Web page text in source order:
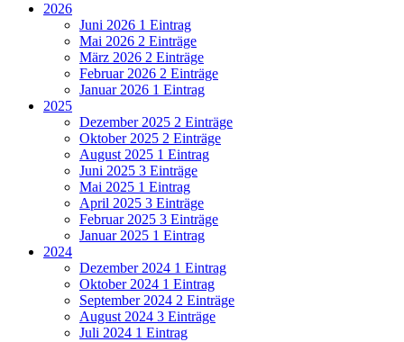
2026
Juni 2026 1 Eintrag
Mai 2026 2 Einträge
März 2026 2 Einträge
Februar 2026 2 Einträge
Januar 2026 1 Eintrag
2025
Dezember 2025 2 Einträge
Oktober 2025 2 Einträge
August 2025 1 Eintrag
Juni 2025 3 Einträge
Mai 2025 1 Eintrag
April 2025 3 Einträge
Februar 2025 3 Einträge
Januar 2025 1 Eintrag
2024
Dezember 2024 1 Eintrag
Oktober 2024 1 Eintrag
September 2024 2 Einträge
August 2024 3 Einträge
Juli 2024 1 Eintrag